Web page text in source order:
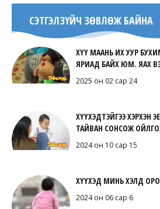
СЭТГЭЛЗҮЙЧ ЗӨВЛӨЖ БАЙНА
ХҮҮ МААНЬ ИХ УУР
ЯРИАД БАЙХ ЮМ. ЯАХ
2025 он 02 сар 24
ХҮҮХЭДТЭЙГЭЭ ХЭРХЭН
ТАЙВАН СОНСОЖ
2024 он 10 сар 15
ХҮҮХЭД МИНЬ ХЭЛД
2024 он 06 сар 6